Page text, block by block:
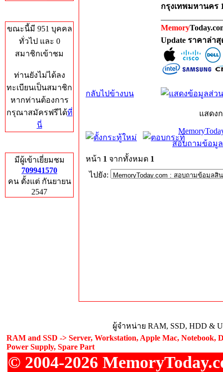
ขณะนี้มี 951 บุคคล
ทั่วไป และ 0
สมาชิกเข้าชม
ท่านยังไม่ได้ลง
ทะเบียนเป็นสมาชิก
หากท่านต้องการ
กรุณาสมัครฟรีได้ที่
นี่
มีผู้เข้าเยี่ยมชม
709941570
คน ตั้งแต่ กันยายน
2547
กรุงเทพมหานคร
Memory
Update ราคาล่า
กลับไปข้างบน
แสดง
สอบถามข้อมู
หน้า 1 จากทั้งหมด 1
ไปยัง:
ผู้จำหน่าย RAM, SSD, HDD &
RAM and SSD -> Server, Workstation, Apple Mac, Notebook,
Power Supply, Spare Part
© 2004-2026